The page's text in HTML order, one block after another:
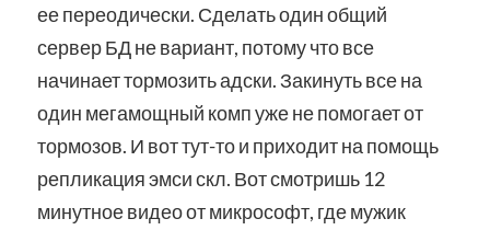
ее переодически. Сделать один общий
сервер БД не вариант, потому что все
начинает тормозить адски. Закинуть все на
один мегамощный комп уже не помогает от
тормозов. И вот тут-то и приходит на помощь
репликация эмси скл. Вот смотришь 12
минутное видео от микрософт, где мужик